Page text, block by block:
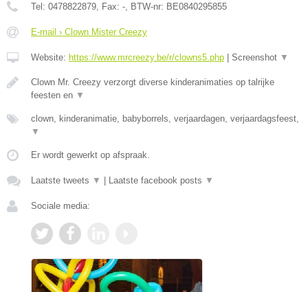
Tel: 0478822879, Fax: -, BTW-nr: BE0840295855
E-mail › Clown Mister Creezy
Website: https://www.mrcreezy.be/r/clowns5.php Screenshot ▼
Clown Mr. Creezy verzorgt diverse kinderanimaties op talrijke
feesten en ▼
clown, kinderanimatie, babyborrels, verjaardagen, verjaardagsfeest,
▼
Er wordt gewerkt op afspraak.
Laatste tweets ▼ Laatste facebook posts ▼
Sociale media: